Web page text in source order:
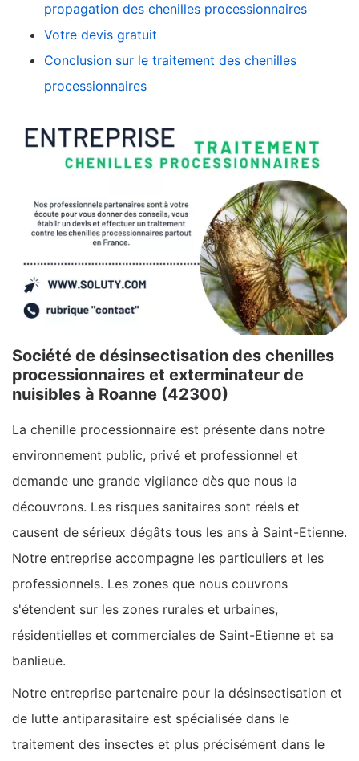
propagation des chenilles processionnaires
Votre devis gratuit
Conclusion sur le traitement des chenilles
processionnaires
Société de désinsectisation des chenilles
processionnaires et exterminateur de
nuisibles à Roanne (42300)
La chenille processionnaire est présente dans notre
environnement public, privé et professionnel et
demande une grande vigilance dès que nous la
découvrons. Les risques sanitaires sont réels et
causent de sérieux dégâts tous les ans à Saint-Etienne.
Notre entreprise accompagne les particuliers et les
professionnels. Les zones que nous couvrons
s'étendent sur les zones rurales et urbaines,
résidentielles et commerciales de Saint-Etienne et sa
banlieue.
Notre entreprise partenaire pour la désinsectisation et
de lutte antiparasitaire est spécialisée dans le
traitement des insectes et plus précisément dans le